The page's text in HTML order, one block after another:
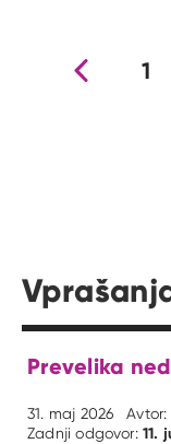
Prejšnja stran
1
Prevelika
31. maj 2026 Avtor:
Zadnji odgovor:11.